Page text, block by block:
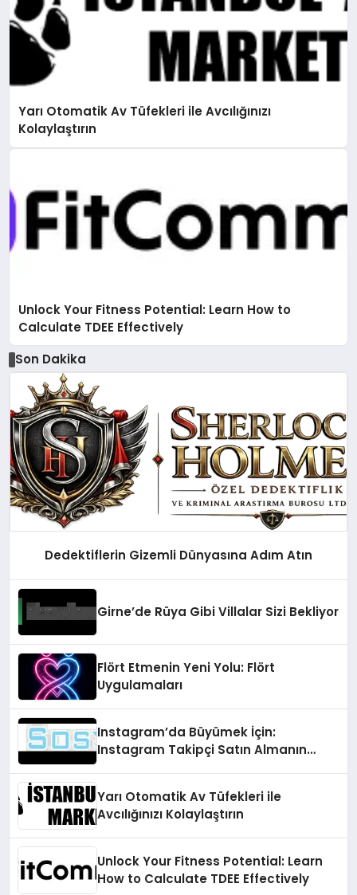
Yarı Otomatik Av Tüfekleri ile Avcılığınızı
Kolaylaştırın
Unlock Your Fitness Potential: Learn How to
Calculate TDEE Effectively
Son Dakika
Dedektiflerin Gizemli Dünyasına Adım Atın
Girne’de Rüya Gibi Villalar Sizi Bekliyor
Flört Etmenin Yeni Yolu: Flört
Uygulamaları
Instagram’da Büyümek İçin:
Instagram Takipçi Satın Almanın
Yarı Otomatik Av Tüfekleri ile
Avcılığınızı Kolaylaştırın
Unlock Your Fitness Potential: Learn
How to Calculate TDEE Effectively